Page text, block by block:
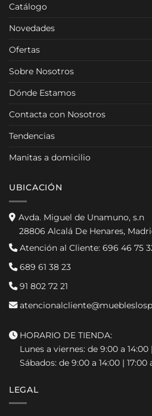
Catálogo
Novedades
Ofertas
Sobre Nosotros
Dónde Estamos
Contacta con Nosotros
Tendencias
Manitas a domicilio
UBICACIÓN
Avda. Miguel de Unamuno, s.n
28806 Alcalá De Henares,
Atención al Cliente: 696 46 75
689 61 38 23
91 802 72 21
HORARIO DE TIENDA:
Lunes a viernes: de 9:00 a 14:00
Sábados: de 9:00 a 14:00 | 17:00
LEGAL